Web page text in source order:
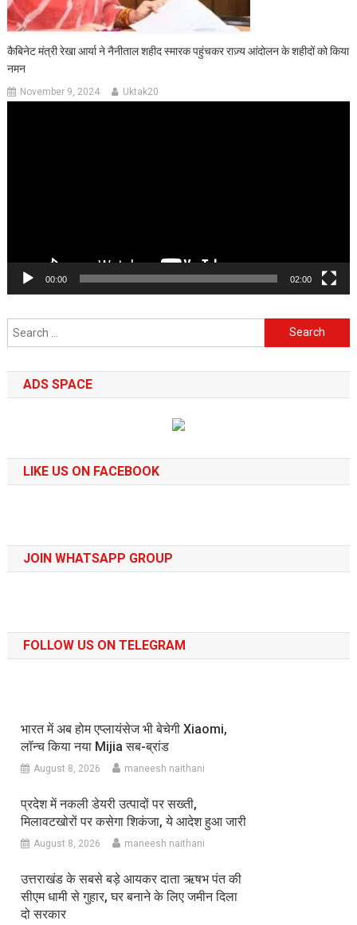
कैबिनेट मंत्री रेखा आर्या ने नैनीताल शहीद स्मारक पहुंचकर राज़्य आंदोलन के शहीदों को किया
नमन
November 9, 2024 Uktak20
00:00 02:00
Search
for:
ADS SPACE
LIKE US ON FACEBOOK
JOIN WHATSAPP GROUP
FOLLOW US ON TELEGRAM
भारत में अब होम एप्लायंसेज भी बेचेगी Xiaomi,
लॉन्च किया नया Mijia सब-ब्रांड
August 8, 2026 maneesh naithani
प्रदेश में नकली डेयरी उत्पादों पर सख्ती,
मिलावटखोरों पर कसेगा शिकंजा, ये आदेश हुआ जारी
August 8, 2026 maneesh naithani
उत्तराखंड के सबसे बड़े आयकर दाता ऋषभ पंत की
सीएम धामी से गुहार, घर बनाने के लिए जमीन दिला
दो सरकार